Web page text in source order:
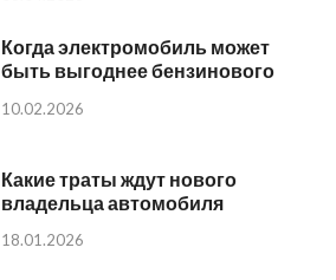
Когда электромобиль может
быть выгоднее бензинового
10.02.2026
Какие траты ждут нового
владельца автомобиля
18.01.2026